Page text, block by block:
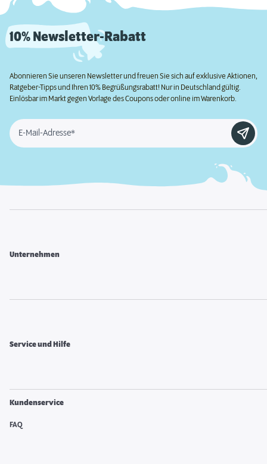
10% Newsletter-Rabatt
Abonnieren Sie unseren Newsletter und freuen Sie sich auf exklusive Aktionen,
Ratgeber-Tipps und Ihren 10% Begrüßungsrabatt! Nur in Deutschland gültig.
Einlösbar im Markt gegen Vorlage des Coupons oder online im Warenkorb.
E-Mail-Adresse*
Unternehmen
Service und Hilfe
Kundenservice
FAQ